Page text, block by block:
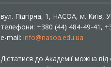
вул. Підгірна, 1, НАСОА, м. Київ,
телефони: +380 (44) 484-49-41,
e-mail: info@nasoa.edu.ua
Дістатися до Академії можна від